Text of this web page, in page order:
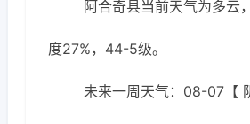
阿合奇县当前天气为多
度27%，44-5级。
未来一周天气：08-07【